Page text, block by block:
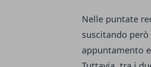
Nelle puntate
suscitando
appuntamento